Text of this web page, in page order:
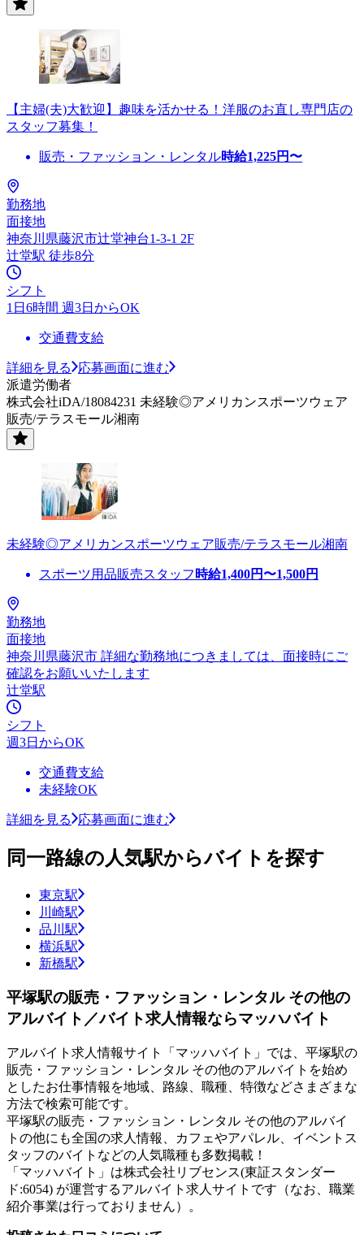
【主婦(夫)大歓迎】趣味を活かせる！洋服のお直し専門店の
スタッフ募集！
販売・ファッション・レンタル時給1,225円〜
勤務地
面接地
神奈川県藤沢市辻堂神台1-3-1 2F
辻堂駅 徒歩8分
シフト
1日6時間 週3日からOK
交通費支給
詳細を見る
応募画面に進む
派遣労働者
株式会社iDA/18084231 未経験◎アメリカンスポーツウェア
販売/テラスモール湘南
未経験◎アメリカンスポーツウェア販売/テラスモール湘南
スポーツ用品販売スタッフ 時給1,400円〜1,500円
勤務地
面接地
神奈川県藤沢市 詳細な勤務地につきましては、面接時にご
確認をお願いいたします
辻堂駅
シフト
週3日からOK
交通費支給
未経験OK
詳細を見る 応募画面に進む
同一路線の人気駅からバイトを探す
東京駅
川崎駅
品川駅
横浜駅
新橋駅
平塚駅の販売・ファッション・レンタル その他の
アルバイト／バイト求人情報ならマッハバイト
アルバイト求人情報サイト「マッハバイト」では、平塚駅の
販売・ファッション・レンタル その他のアルバイトを始め
としたお仕事情報を地域、路線、職種、特徴などさまざまな
方法で検索可能です。
平塚駅の販売・ファッション・レンタル その他のアルバイ
トの他にも全国の求人情報、カフェやアパレル、イベントス
タッフのバイトなどの人気職種も多数掲載！
「マッハバイト」は株式会社リブセンス(東証スタンダー
ド:6054) が運営するアルバイト求人サイトです（なお、職業
紹介事業は行っておりません）。